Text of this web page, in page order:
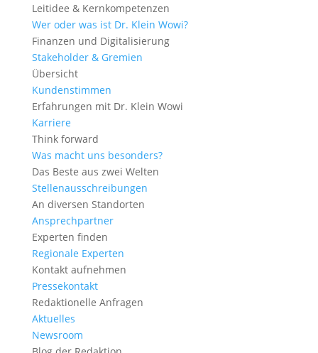
Leitidee & Kernkompetenzen
Wer oder was ist Dr. Klein Wowi?
Finanzen und Digitalisierung
Stakeholder & Gremien
Übersicht
Kundenstimmen
Erfahrungen mit Dr. Klein Wowi
Karriere
Think forward
Was macht uns besonders?
Das Beste aus zwei Welten
Stellenausschreibungen
An diversen Standorten
Ansprechpartner
Experten finden
Regionale Experten
Kontakt aufnehmen
Pressekontakt
Redaktionelle Anfragen
Aktuelles
Newsroom
03.05.2021